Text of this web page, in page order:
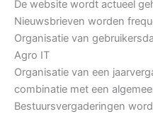
De website wordt actueel
Nieuwsbrieven worden
Organisatie van
Agro IT
Organisatie van een
combinatie met een
Bestuursvergaderingen